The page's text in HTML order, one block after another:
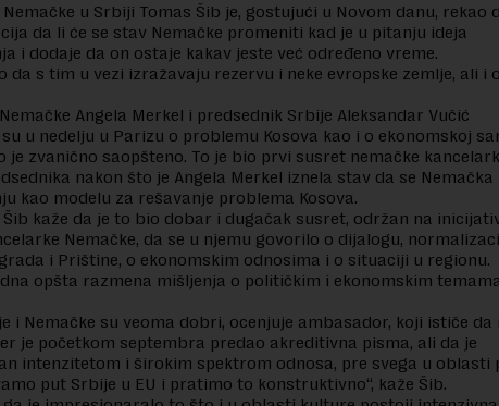
u Srbiji Tomas Šib je, gostujući u Novom danu, rekao
da li će se stav Nemačke promeniti kad je u pitanju ideja
i dodaje da on ostaje kakav jeste već određeno vreme.
da s tim u vezi izražavaju rezervu i neke evropske zemlje, ali i
Angela Merkel i predsednik Srbije Aleksandar Vučić
u nedelju u Parizu o problemu Kosova kao i o ekonomskoj
je zvanično saopšteno. To je bio prvi susret nemačke
nakon što je Angela Merkel iznela stav da se
kao modelu za rešavanje problema Kosova.
kaže da je to bio dobar i dugačak susret, održan na
Nemačke, da se u njemu govorilo o dijalogu,
i Prištine, o ekonomskim odnosima i o situaciji u regionu.
opšta razmena mišljenja o političkim i ekonomskim
i Nemačke su veoma dobri, ocenjuje ambasador, koji ističe da
je početkom septembra predao akreditivna pisma, ali da je
intenzitetom i širokim spektrom odnosa, pre svega u oblasti
put Srbije u EU i pratimo to konstruktivno“, kaže Šib.